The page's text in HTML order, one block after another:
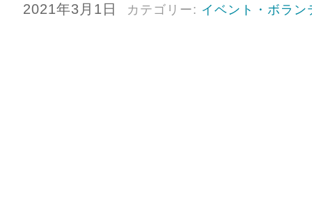
2021年3月1日 カテゴリー: イベント・ボラン